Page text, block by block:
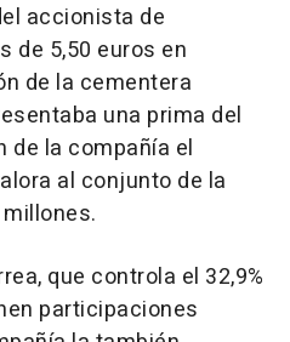
accionista de
de 5,50 euros en
de la cementera
una prima del
de la compañía el
al conjunto de la
que controla el 32,9%
participaciones